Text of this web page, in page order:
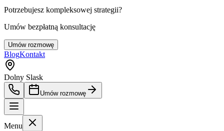
Potrzebujesz kompleksowej strategii?
Umów bezpłatną konsultację
Umów rozmowę
BlogKontakt
Dolny Slask
Umów rozmowę
Menu